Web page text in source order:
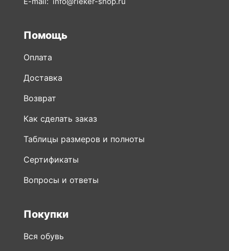
Помощь
Оплата
Доставка
Возврат
Как сделать заказ
Таблицы размеров и полноты
Сертификаты
Вопросы и ответы
Покупки
Вся обувь